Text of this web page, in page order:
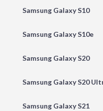
Samsung Galaxy S10
Samsung Galaxy S10e
Samsung Galaxy S20
Samsung Galaxy S20
Samsung Galaxy S21